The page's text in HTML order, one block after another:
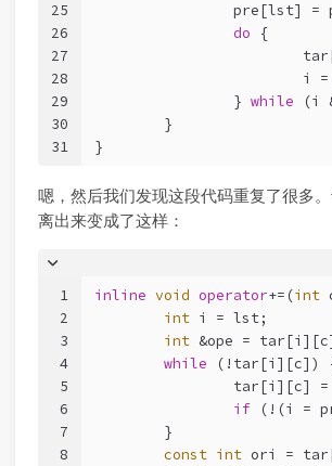
25
26
27
28
29
30
31
pre[lst] =
do {
i
		}
while (i
	}
}
嗯，然后我们发现这段代码重复了很多
离出来变成了这样：
1
2
3
4
5
6
7
8
inline void operator+=(int
int i = lst;
int &ope =
while (!tar[i][c])
tar[i][c]
if (!(i =
	}
const int ori =